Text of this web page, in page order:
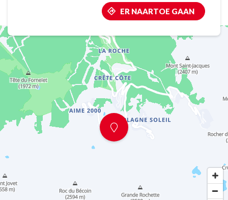
ER NAARTOE GAAN